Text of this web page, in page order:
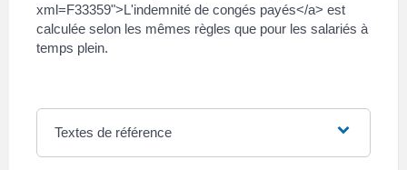
xml=F33359">L'indemnité de congés payés</a> est
calculée selon les mêmes règles que pour les salariés à
temps plein.
Textes de référence